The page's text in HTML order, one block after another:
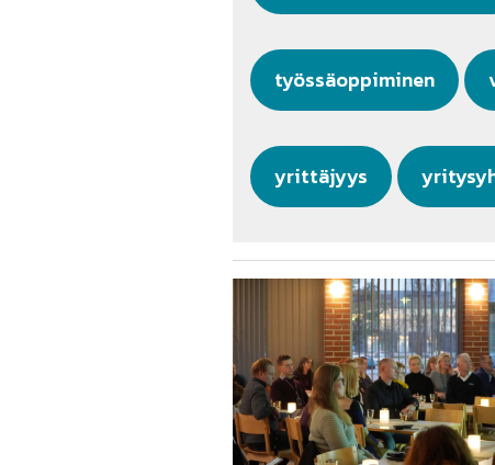
työssäoppiminen
yrittäjyys